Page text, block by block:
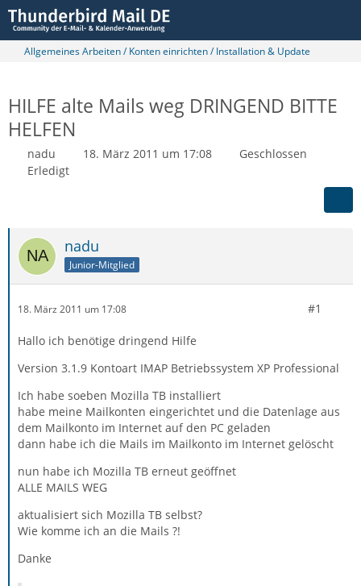
Allgemeines Arbeiten / Konten einrichten / Installation & Update
HILFE alte Mails weg DRINGEND BITTE
HELFEN
nadu 18. März 2011 um 17:08
Geschlossen
Erledigt
nadu
Junior-Mitglied
18. März 2011 um 17:08 #1
Hallo ich benötige dringend Hilfe
Version 3.1.9 Kontoart IMAP Betriebssystem XP Professional
Ich habe soeben Mozilla TB installiert
habe meine Mailkonten eingerichtet und die Datenlage aus
dem Mailkonto im Internet auf den PC geladen
dann habe ich die Mails im Mailkonto im Internet gelöscht
nun habe ich Mozilla TB erneut geöffnet
ALLE MAILS WEG
aktualisiert sich Mozilla TB selbst?
Wie komme ich an die Mails ?!
Danke